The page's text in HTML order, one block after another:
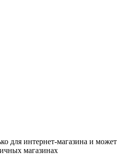
для интернет-магазина и может
магазинах